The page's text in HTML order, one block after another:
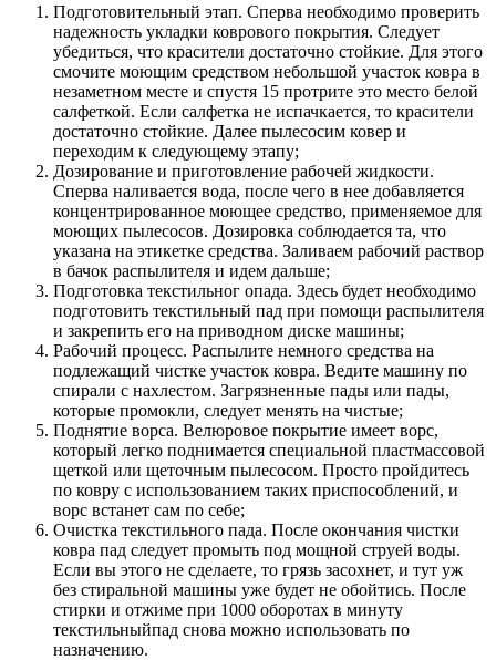
Подготовительный этап. Сперва необходимо проверить
надежность укладки коврового покрытия. Следует
убедиться, что красители достаточно стойкие. Для этого
смочите моющим средством небольшой участок ковра в
незаметном месте и спустя 15 протрите это место белой
салфеткой. Если салфетка не испачкается, то красители
достаточно стойкие. Далее пылесосим ковер и
переходим к следующему этапу;
Дозирование и приготовление рабочей жидкости.
Сперва наливается вода, после чего в нее добавляется
концентрированное моющее средство, применяемое для
моющих пылесосов. Дозировка соблюдается та, что
указана на этикетке средства. Заливаем рабочий раствор
в бачок распылителя и идем дальше;
Подготовка текстильног опада. Здесь будет необходимо
подготовить текстильный пад при помощи распылителя
и закрепить его на приводном диске машины;
Рабочий процесс. Распылите немного средства на
подлежащий чистке участок ковра. Ведите машину по
спирали с нахлестом. Загрязненные пады или пады,
которые промокли, следует менять на чистые;
Поднятие ворса. Велюровое покрытие имеет ворс,
который легко поднимается специальной пластмассовой
щеткой или щеточным пылесосом. Просто пройдитесь
по ковру с использованием таких приспособлений, и
ворс встанет сам по себе;
Очистка текстильного пада. После окончания чистки
ковра пад следует промыть под мощной струей воды.
Если вы этого не сделаете, то грязь засохнет, и тут уж
без стиральной машины уже будет не обойтись. После
стирки и отжиме при 1000 оборотах в минуту
текстильныйпад снова можно использовать по
назначению.